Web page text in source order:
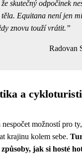
skutečný odpočinek
Equitana není jen
znovu touží vrátit.
Radovan
a
možností pro
krajinu kolem sebe.
jak si hosté